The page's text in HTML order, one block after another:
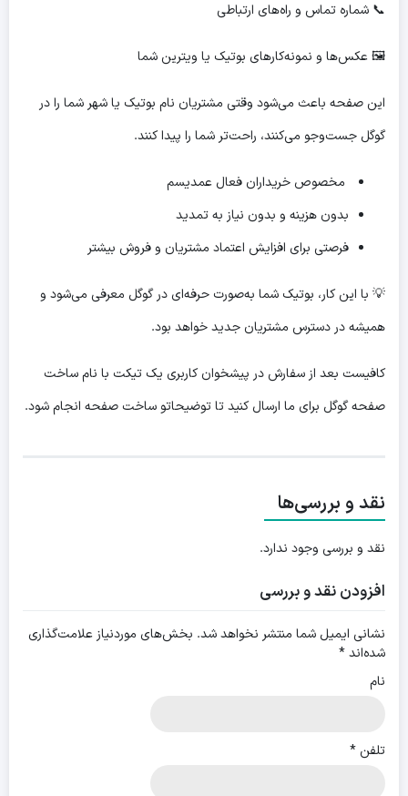
📞 شماره تماس و راه‌های ارتباطی
🖼 عکس‌ها و نمونه‌کارهای بوتیک یا ویترین شما
این صفحه باعث می‌شود وقتی مشتریان نام بوتیک یا شهر شما را در
گوگل جست‌وجو می‌کنند، راحت‌تر شما را پیدا کنند.
مخصوص خریداران فعال عمدیسم
بدون هزینه و بدون نیاز به تمدید
فرصتی برای افزایش اعتماد مشتریان و فروش بیشتر
💡 با این کار، بوتیک شما به‌صورت حرفه‌ای در گوگل معرفی می‌شود و
همیشه در دسترس مشتریان جدید خواهد بود.
کافیست بعد از سفارش در پیشخوان کاربری یک تیکت با نام ساخت
صفحه گوگل برای ما ارسال کنید تا توضیحاتو ساخت صفحه انجام شود.
نقد و بررسی‌ها
نقد و بررسی وجود ندارد.
افزودن نقد و بررسی
نشانی ایمیل شما منتشر نخواهد شد. بخش‌های موردنیاز علامت‌گذاری
شده‌اند*
نام
تلفن *